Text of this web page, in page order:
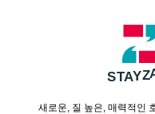
STAYZ
새로운, 질 높은, 매력적인